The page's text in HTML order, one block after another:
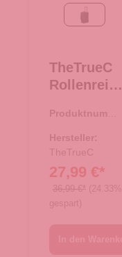
schwarz
TheTrueC
Rollenreise
50cm
Berlin 2.0
schwarz
Produktnumme
Hersteller:
TheTrueC
27,99 €*
36,99 €* (24.33%
gespart)